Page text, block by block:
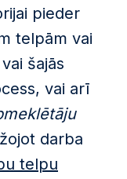
pieder
telpām vai
šajās
vai arī
darba
telpu